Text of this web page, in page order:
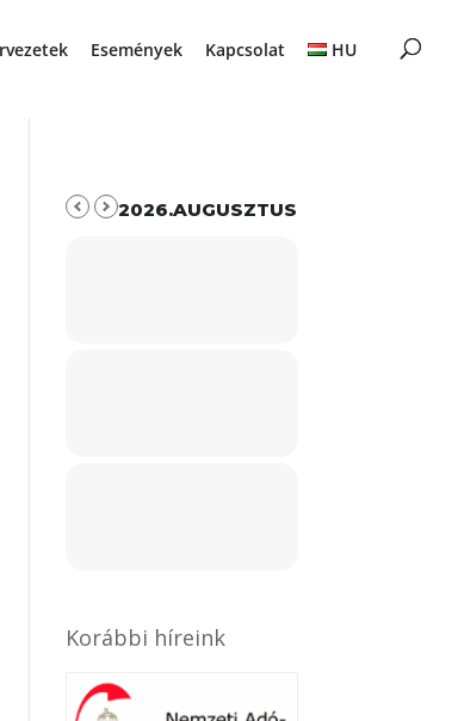
Események Kapcsolat HU
2026.AUGUSZTUS
Korábbi híreink